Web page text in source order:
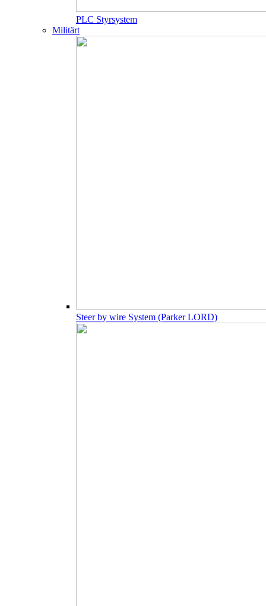
PLC Styrsystem
Militärt
Steer by wire System (Parker LORD)